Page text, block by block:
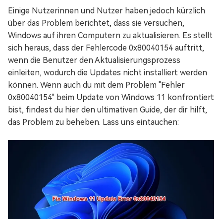
Einige Nutzerinnen und Nutzer haben jedoch kürzlich
über das Problem berichtet, dass sie versuchen,
Windows auf ihren Computern zu aktualisieren. Es stellt
sich heraus, dass der Fehlercode 0x80040154 auftritt,
wenn die Benutzer den Aktualisierungsprozess
einleiten, wodurch die Updates nicht installiert werden
können. Wenn auch du mit dem Problem "Fehler
0x80040154" beim Update von Windows 11 konfrontiert
bist, findest du hier den ultimativen Guide, der dir hilft,
das Problem zu beheben. Lass uns eintauchen: